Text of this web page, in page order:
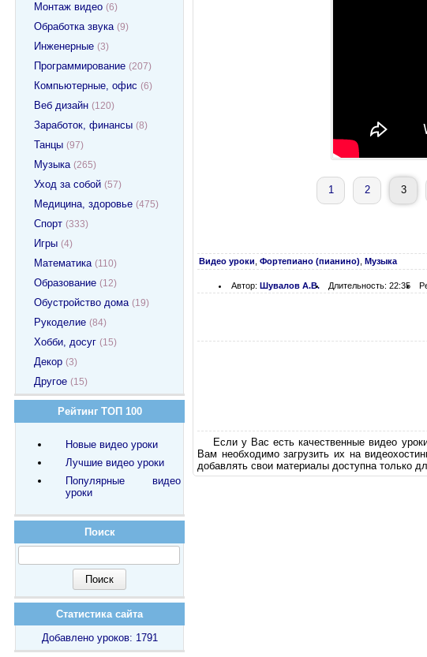
1 2 3
Видео уроки Фортепиано (пианино) Музыка
Автор: Шувалов А.В. Длительность: 22:35
Если у Вас есть качественные видео
Вам необходимо загрузить их на
добавлять свои материалы доступна только
Монтаж видео (6)
Обработка звука (9)
Инженерные (3)
Программирование (207)
Компьютерные, офис (6)
Веб дизайн (120)
Заработок, финансы (8)
Танцы (97)
Музыка (265)
Уход за собой (57)
Медицина, здоровье (475)
Спорт (333)
Игры (4)
Математика (110)
Образование (12)
Обустройство дома (19)
Рукоделие (84)
Хобби, досуг (15)
Декор (3)
Другое (15)
Рейтинг ТОП 100
Новые видео уроки
Лучшие видео уроки
Популярные видео
уроки
Поиск
Статистика сайта
Добавлено уроков: 1791